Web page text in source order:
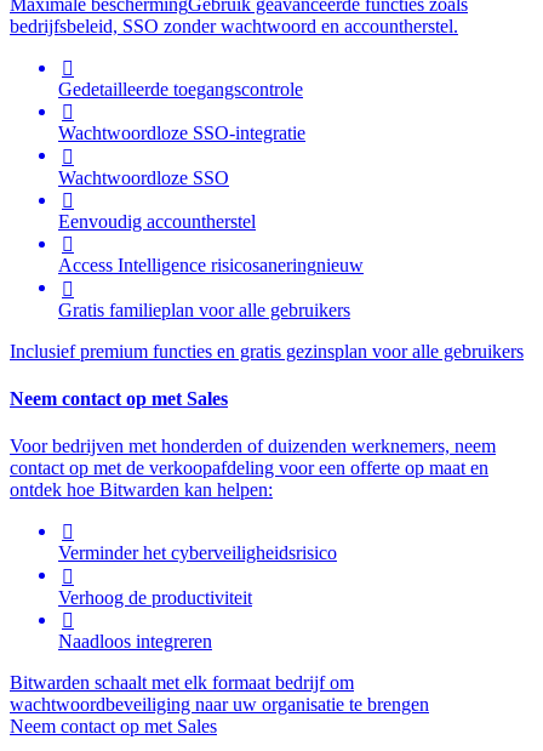
bedrijfsbeleid, SSO zonder wachtwoord en accountherstel.

Gedetailleerde toegangscontrole

Wachtwoordloze SSO-integratie

Wachtwoordloze SSO

Eenvoudig accountherstel

Access Intelligence risicosaneringnieuw

Gratis familieplan voor alle gebruikers
Inclusief premium functies en gratis gezinsplan voor alle gebruikers
Neem contact op met Sales
Voor bedrijven met honderden of duizenden werknemers, neem
contact op met de verkoopafdeling voor een offerte op maat en
ontdek hoe Bitwarden kan helpen:

Verminder het cyberveiligheidsrisico

Verhoog de productiviteit

Naadloos integreren
Bitwarden schaalt met elk formaat bedrijf om
wachtwoordbeveiliging naar uw organisatie te brengen
Neem contact op met Sales